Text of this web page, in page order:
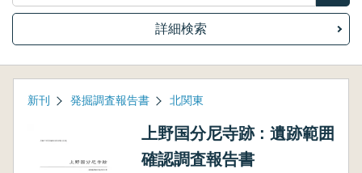
詳細検索
新刊 発掘調査報告書 北関東
上野国分尼寺跡 : 遺跡範囲
確認調査報告書